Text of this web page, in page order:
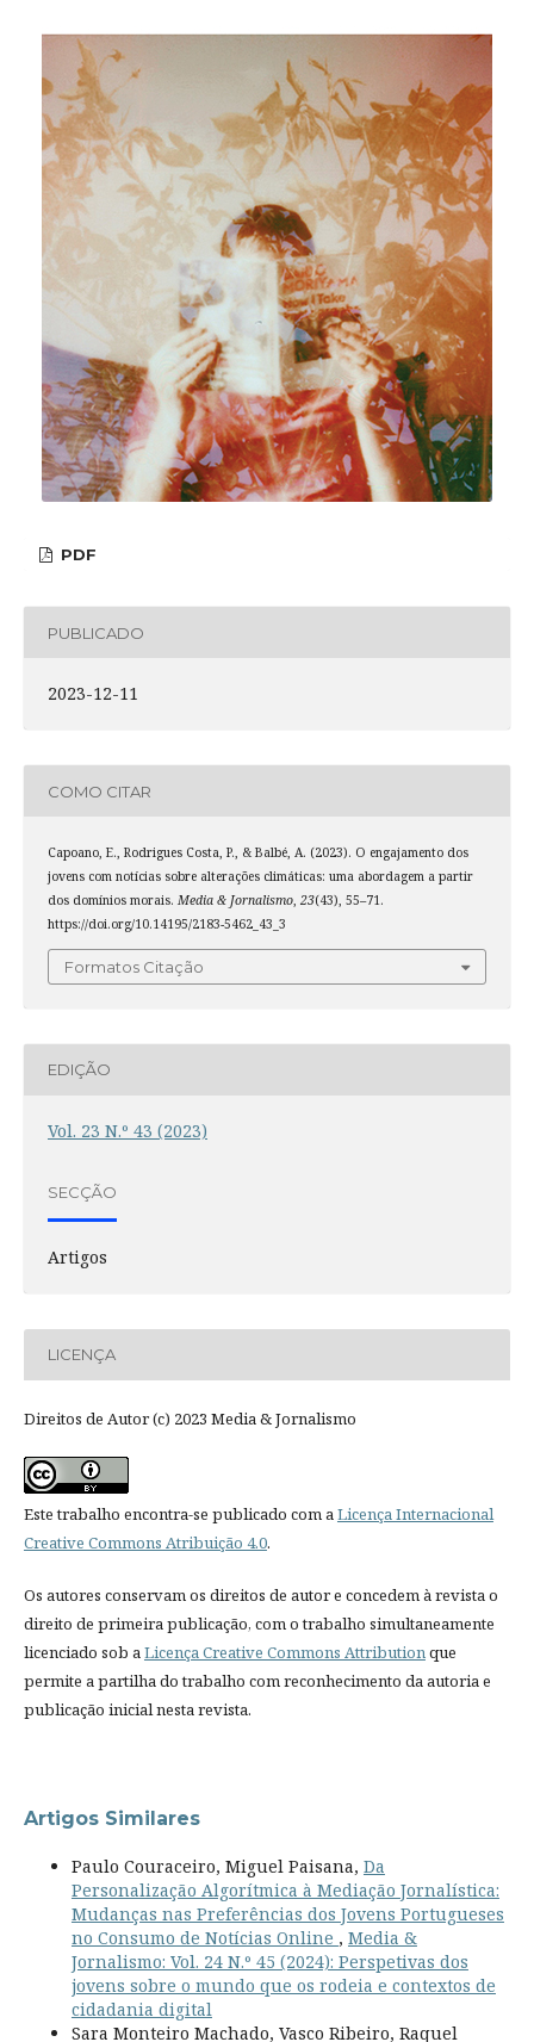
PDF
PUBLICADO
2023-12-11
COMO CITAR
Capoano, E., Rodrigues Costa, P., & Balbé, A. (2023). O engajamento dos
jovens com notícias sobre alterações climáticas: uma abordagem a partir
dos domínios morais. Media & Jornalismo, 23(43), 55–71.
https://doi.org/10.14195/2183-5462_43_3
Formatos Citação
EDIÇÃO
Vol. 23 N.º 43 (2023)
SECÇÃO
Artigos
LICENÇA
Direitos de Autor (c) 2023 Media & Jornalismo
Este trabalho encontra-se publicado com aLicença Internacional
Creative Commons Atribuição 4.0.
Os autores conservam os direitos de autor e concedem à revista o
direito de primeira publicação, com o trabalho simultaneamente
licenciado sob aLicença Creative Commons Attributionque
permite a partilha do trabalho com reconhecimento da autoria e
publicação inicial nesta revista.
Artigos Similares
Paulo Couraceiro, Miguel Paisana, Da
Personalização Algorítmica à Mediação Jornalística:
Mudanças nas Preferências dos Jovens Portugueses
no Consumo de Notícias Online , Media &
Jornalismo: Vol. 24 N.º 45 (2024): Perspetivas dos
jovens sobre o mundo que os rodeia e contextos de
cidadania digital
Sara Monteiro Machado, Vasco Ribeiro, Raquel